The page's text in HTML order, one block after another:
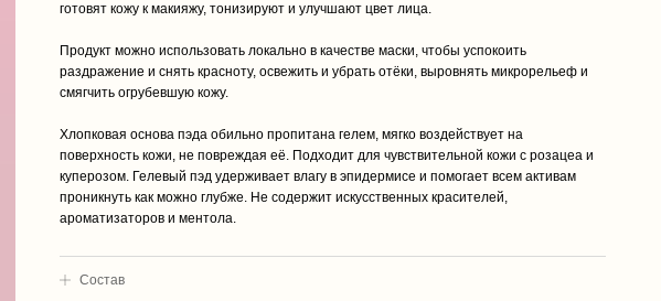
готовят кожу к макияжу, тонизируют и улучшают цвет лица.
Продукт можно использовать локально в качестве маски, чтобы успокоить
раздражение и снять красноту, освежить и убрать отёки, выровнять микрорельеф и
смягчить огрубевшую кожу.
Хлопковая основа пэда обильно пропитана гелем, мягко воздействует на
поверхность кожи, не повреждая её. Подходит для чувствительной кожи с розацеа и
куперозом. Гелевый пэд удерживает влагу в эпидермисе и помогает всем активам
проникнуть как можно глубже. Не содержит искусственных красителей,
ароматизаторов и ментола.
Cостав